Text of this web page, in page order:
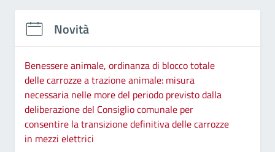
Novità
Benessere animale, ordinanza di blocco totale
delle carrozze a trazione animale: misura
necessaria nelle more del periodo previsto dalla
deliberazione del Consiglio comunale per
consentire la transizione definitiva delle carrozze
in mezzi elettrici